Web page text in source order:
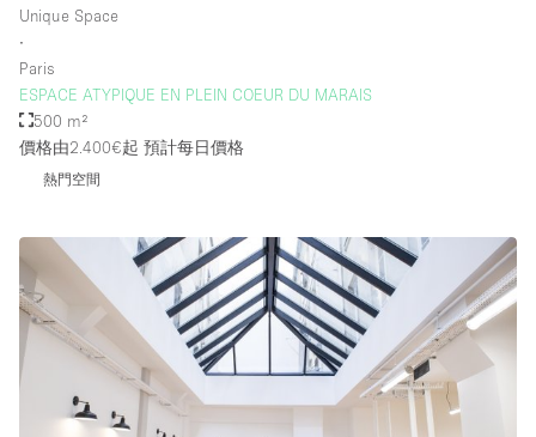
Sound & Video Equipment
Stock Room
Street Level
Terrace
Toilets
Water Access
Whitebox / Minimal
Window Display
Unique Space
∙
Paris
ESPACE ATYPIQUE EN PLEIN COEUR DU MARAIS
500 m²
價格由2.400€起 預計每日價格
熱門空間